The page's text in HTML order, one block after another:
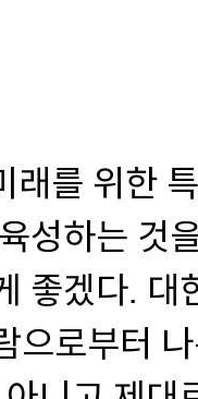
를 위한
성하는 것
좋겠다. 대
으로부터